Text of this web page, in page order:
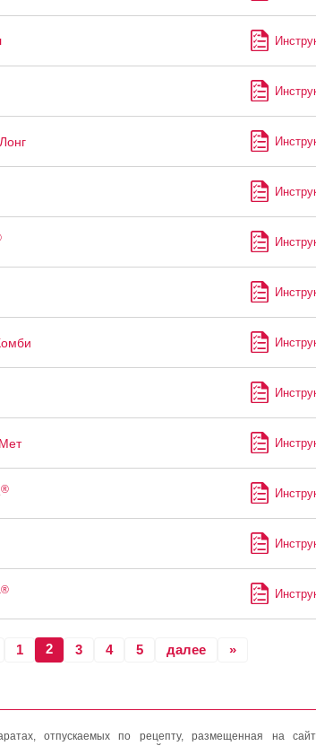
®
®
1 2 3 4 5 далее »
отпускаемых по рецепту, размещенная на